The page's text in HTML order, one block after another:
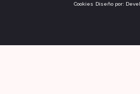
Cookies Diseño por: